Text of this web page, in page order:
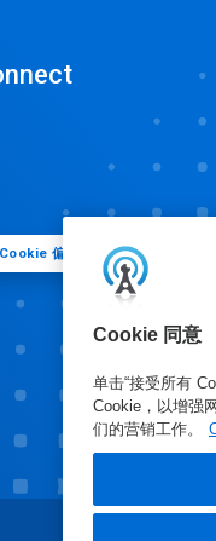
Cookie 同意
单击“接受所有
Cookie，以增强
们的营销工作。
Cookie 偏好